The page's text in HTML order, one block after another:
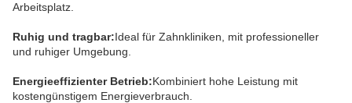
Arbeitsplatz.
Ruhig und tragbar:Ideal für Zahnkliniken, mit professioneller
und ruhiger Umgebung.
Energieeffizienter Betrieb:Kombiniert hohe Leistung mit
kostengünstigem Energieverbrauch.